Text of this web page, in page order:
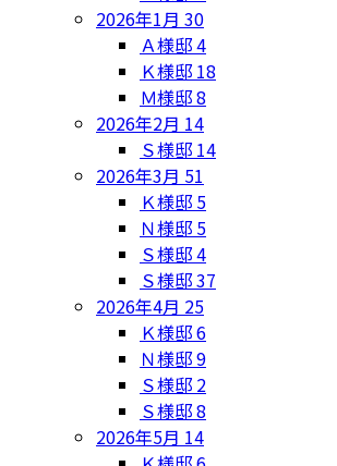
2026年1月 30
Ａ様邸4
Ｋ様邸 18
Ｍ様邸8
2026年2月 14
Ｓ様邸 14
2026年3月 51
Ｋ様邸 5
Ｎ様邸 5
Ｓ様邸4
Ｓ様邸37
2026年4月 25
Ｋ様邸6
Ｎ様邸9
Ｓ様邸 2
Ｓ様邸8
2026年5月 14